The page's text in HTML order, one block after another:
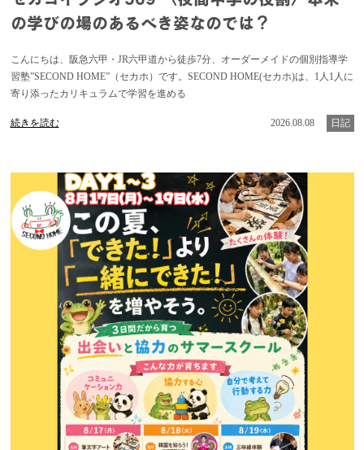
の学びの場のあるべき姿なのでは？
こんにちは、阪急六甲・JR六甲道から徒歩7分、オーダーメイドの個別指導学
習塾”SECOND HOME”（セカホ）です。SECOND HOME(セカホ)は、1人1人に
寄り添ったカリキュラムで学習を進める
続きを読む 2026.08.08 日記